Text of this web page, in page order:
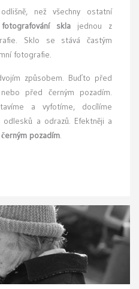
než všechny ostatní
fotografování sklajednou z
Sklo se stává častým
fotografie.
způsobem. Buďto před
před černým pozadím.
a vyfotíme, docílíme
a odrazů. Efektněji a
pozadím.